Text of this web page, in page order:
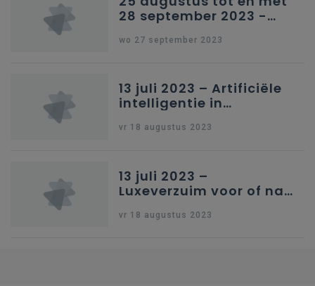
28 september 2023 -
wo 27 september 2023
13 juli 2023 – Artificiële
intelligentie in
vr 18 augustus 2023
13 juli 2023 –
Luxeverzuim voor of na
vr 18 augustus 2023